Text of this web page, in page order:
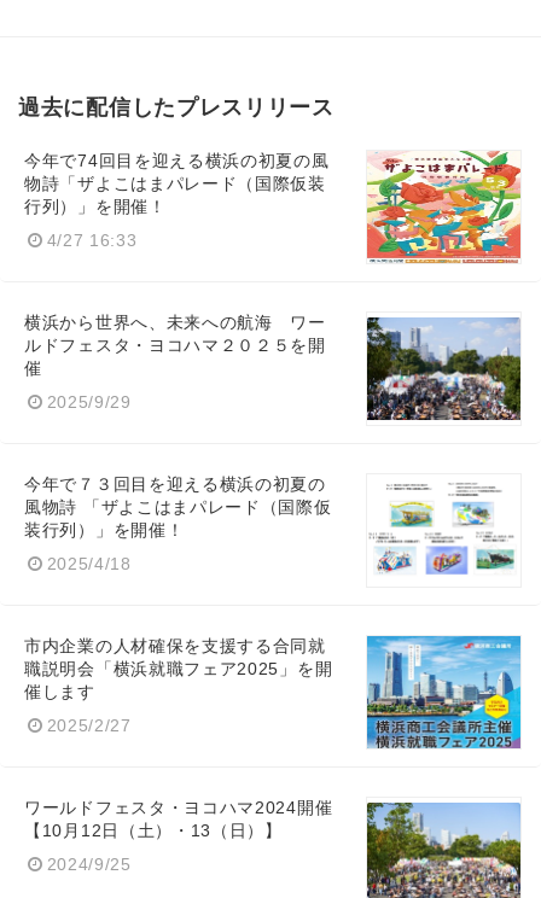
過去に配信したプレスリリース
今年で74回目を迎える横浜の初夏の風
物詩「ザよこはまパレード（国際仮装
行列）」を開催！
4/27 16:33
横浜から世界へ、未来への航海 ワー
ルドフェスタ・ヨコハマ２０２５を開
催
2025/9/29
今年で７３回目を迎える横浜の初夏の
風物詩 「ザよこはまパレード（国際仮
装行列）」を開催！
2025/4/18
市内企業の人材確保を支援する合同就
職説明会「横浜就職フェア2025」を開
催します
2025/2/27
ワールドフェスタ・ヨコハマ2024開催
【10月12日（土）・13（日）】
2024/9/25